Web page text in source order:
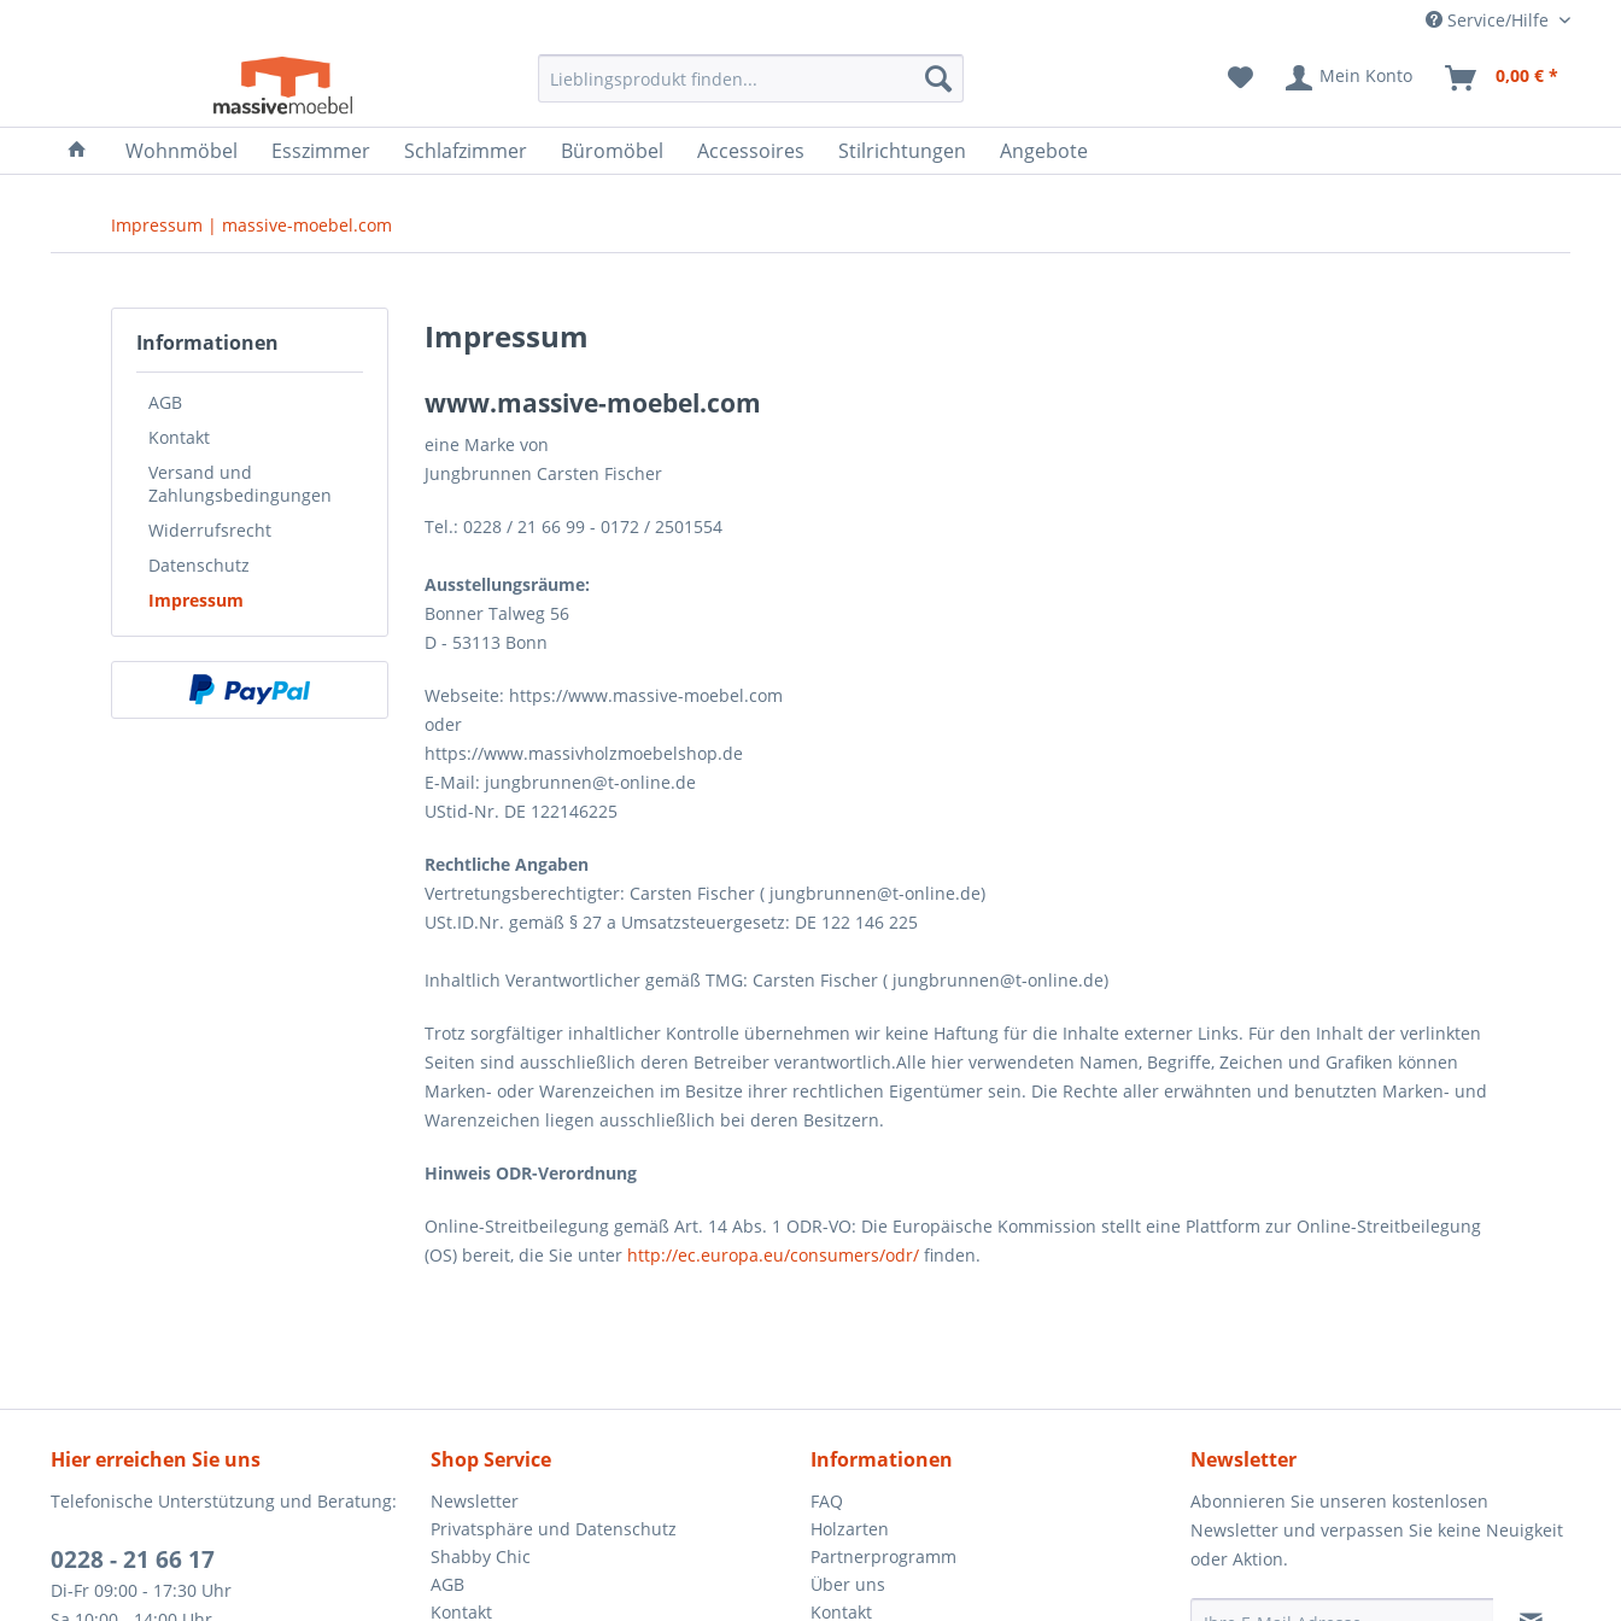
Service/Hilfe
Mein Konto 0,00 € *
Wohnmöbel Esszimmer Schlafzimmer Büromöbel Accessoires Stilrichtungen Angebote
Impressum | massive-moebel.com
Informationen
AGB
Kontakt
Versand und
Zahlungsbedingungen
Widerrufsrecht
Datenschutz
Impressum
Impressum
www.massive-moebel.com
eine Marke von
Jungbrunnen Carsten Fischer
Tel.: 0228 / 21 66 99 - 0172 / 2501554
Ausstellungsräume:
Bonner Talweg 56
D - 53113 Bonn
Webseite: https://www.massive-moebel.com
oder
https://www.massivholzmoebelshop.de
E-Mail: jungbrunnen@t-online.de
UStid-Nr. DE 122146225
Rechtliche Angaben
Vertretungsberechtigter: Carsten Fischer ( jungbrunnen@t-online.de)
USt.ID.Nr. gemäß § 27 a Umsatzsteuergesetz: DE 122 146 225
Inhaltlich Verantwortlicher gemäß TMG: Carsten Fischer ( jungbrunnen@t-online.de)
Trotz sorgfältiger inhaltlicher Kontrolle übernehmen wir keine Haftung für die Inhalte externer Links. Für den Inhalt der verlinkten
Seiten sind ausschließlich deren Betreiber verantwortlich.Alle hier verwendeten Namen, Begriffe, Zeichen und Grafiken können
Marken- oder Warenzeichen im Besitze ihrer rechtlichen Eigentümer sein. Die Rechte aller erwähnten und benutzten Marken- und
Warenzeichen liegen ausschließlich bei deren Besitzern.
Hinweis ODR-Verordnung
Online-Streitbeilegung gemäß Art. 14 Abs. 1 ODR-VO: Die Europäische Kommission stellt eine Plattform zur Online-Streitbeilegung
(OS) bereit, die Sie unter http://ec.europa.eu/consumers/odr/ finden.
Hier erreichen Sie uns
Telefonische Unterstützung und Beratung:
0228 - 21 66 17
Di-Fr 09:00 - 17:30 Uhr
Shop Service
Newsletter
Privatsphäre und Datenschutz
Shabby Chic
AGB
Kontakt
Informationen
FAQ
Holzarten
Partnerprogramm
Über uns
Kontakt
Newsletter
Abonnieren Sie unseren kostenlosen
Newsletter und verpassen Sie keine Neuigkeit
oder Aktion.